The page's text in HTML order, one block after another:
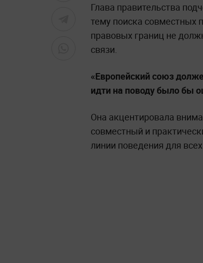
Глава правительства
тему поиска совместных
правовых границ не
связи.
«Европейский союз
идти на поводу было бы
Она акцентировала
совместный и
линии поведения для